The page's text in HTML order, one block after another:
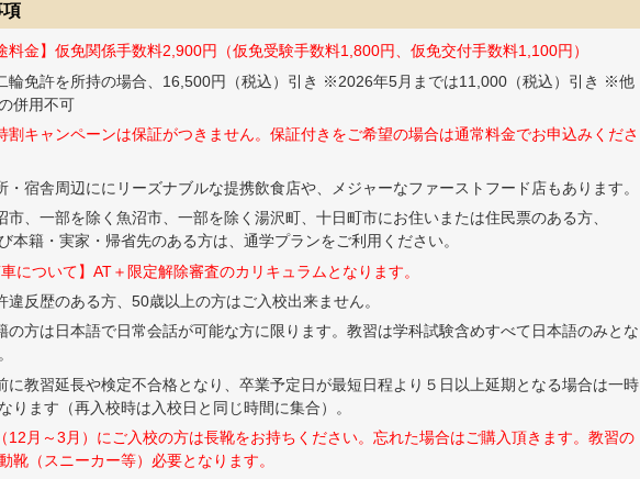
項
料金】仮免関係手数料2,900円（仮免受験手数料1,800円、仮免交付手数料1,100円）
輪免許を所持の場合、16,500円（税込）引き ※2026年5月までは11,000（税込）引き ※他
併用不可
割キャンペーンは保証がつきません。保証付きをご希望の場合は通常料金でお申込みくださ
・宿舎周辺ににリーズナブルな提携飲食店や、メジャーなファーストフード店もあります。
市、一部を除く魚沼市、一部を除く湯沢町、十日町市にお住いまたは住民票のある方、
籍・実家・帰省先のある方は、通学プランをご利用ください。
車について】AT＋限定解除審査のカリキュラムとなります。
違反歴のある方、50歳以上の方はご入校出来ません。
の方は日本語で日常会話が可能な方に限ります。教習は学科試験含めすべて日本語のみとな
に教習延長や検定不合格となり、卒業予定日が最短日程より５日以上延期となる場合は一時
ります（再入校時は入校日と同じ時間に集合）。
12月～3月）にご入校の方は長靴をお持ちください。忘れた場合はご購入頂きます。教習の
靴（スニーカー等）必要となります。